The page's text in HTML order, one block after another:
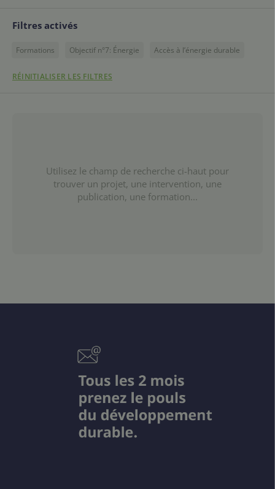
Filtres activés
Formations Objectif n°7: Énergie Accès à l’énergie durable
RÉINITIALISER LES FILTRES
Utilisez le champ de recherche ci-haut pour
trouver un projet, une intervention, une
publication, une formation...